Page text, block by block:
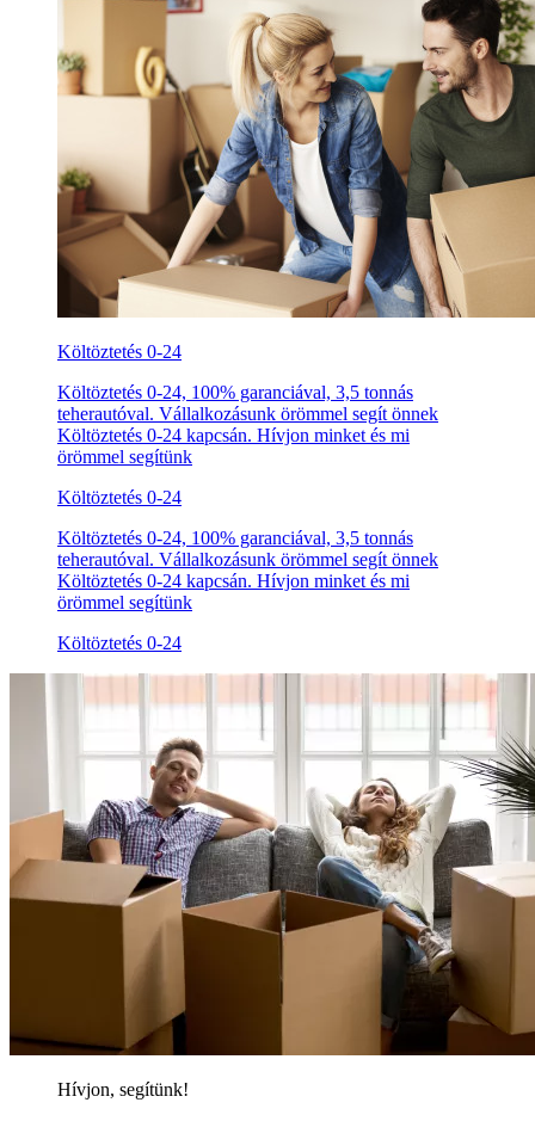
Költöztetés 0-24
Költöztetés 0-24, 100% garanciával, 3,5 tonnás
teherautóval. Vállalkozásunk örömmel segít önnek
Költöztetés 0-24 kapcsán. Hívjon minket és mi
örömmel segítünk
Költöztetés 0-24
Költöztetés 0-24, 100% garanciával, 3,5 tonnás
teherautóval. Vállalkozásunk örömmel segít önnek
Költöztetés 0-24 kapcsán. Hívjon minket és mi
örömmel segítünk
Költöztetés 0-24
Hívjon, segítünk!